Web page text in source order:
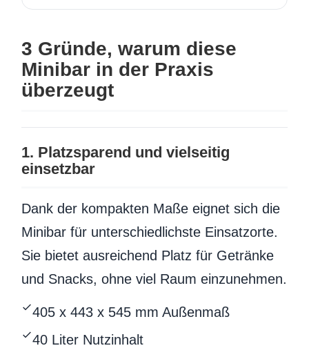
3 Gründe, warum diese
Minibar in der Praxis
überzeugt
1. Platzsparend und vielseitig
einsetzbar
Dank der kompakten Maße eignet sich die
Minibar für unterschiedlichste Einsatzorte.
Sie bietet ausreichend Platz für Getränke
und Snacks, ohne viel Raum einzunehmen.
405 x 443 x 545 mm Außenmaß
40 Liter Nutzinhalt